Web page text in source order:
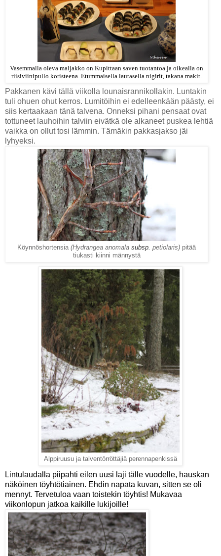
Vasemmalla oleva maljakko on Kupittaan saven tuotantoa ja oikealla on
riisiviinipullo koristeena. Etummaisella lautasella nigirit, takana makit.
Pakkanen kävi tällä viikolla lounaisrannikollakin. Luntakin
tuli ohuen ohut kerros. Lumitöihin ei edelleenkään päästy, ei
siis kertaakaan tänä talvena. Onneksi pihani pensaat ovat
tottuneet lauhoihin talviin eivätkä ole alkaneet puskea lehtiä
vaikka on ollut tosi lämmin. Tämäkin pakkasjakso jäi
lyhyeksi.
Köynnöshortensia (Hydrangea anomala subsp. petiolaris) pitää
tiukasti kiinni männystä
Alppiruusu ja talventörröttäjiä perennapenkissä
Lintulaudalla piipahti eilen uusi laji tälle vuodelle, hauskan
näköinen töyhtötiainen. Ehdin napata kuvan, sitten se oli
mennyt. Tervetuloa vaan toistekin töyhtis! Mukavaa
viikonlopun jatkoa kaikille lukijoille!